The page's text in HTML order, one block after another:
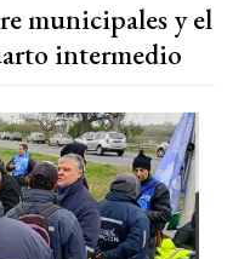
municipales y el
intermedio